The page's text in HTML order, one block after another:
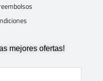
mejores ofertas!